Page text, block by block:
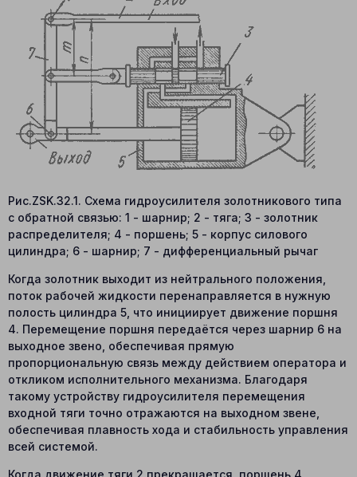
Рис.ZSK.32.1. Схема гидроусилителя золотникового типа
с обратной связью: 1 - шарнир; 2 - тяга; 3 - золотник
распределителя; 4 - поршень; 5 - корпус силового
цилиндра; 6 - шарнир; 7 - дифференциальный рычаг
Когда золотник выходит из нейтрального положения,
поток рабочей жидкости перенаправляется в нужную
полость цилиндра 5, что инициирует движение поршня
4. Перемещение поршня передаётся через шарнир 6 на
выходное звено, обеспечивая прямую
пропорциональную связь между действием оператора и
откликом исполнительного механизма. Благодаря
такому устройству гидроусилителя перемещения
входной тяги точно отражаются на выходном звене,
обеспечивая плавность хода и стабильность управления
всей системой.
Когда движение тяги 2 прекращается, поршень 4